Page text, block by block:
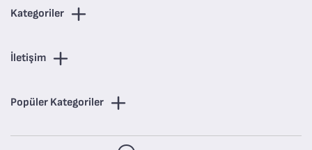
Kategoriler
İletişim
Popüler Kategoriler